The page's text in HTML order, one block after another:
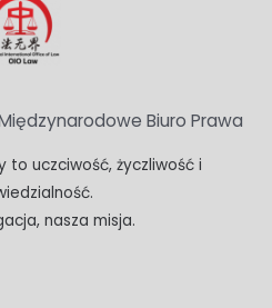
Biuro Prawa
to uczciwość, życzliwość i
nasza misja.